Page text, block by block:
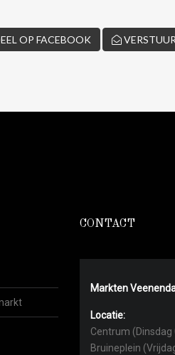
OP FACEBOOK
CONTACT
Markten
Locatie:
Centrum (Dinsdag
Bruineplein